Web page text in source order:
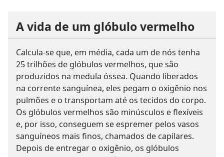
A vida de um glóbulo vermelho
Calcula-se que, em média, cada um de nós tenha
25 trilhões de glóbulos vermelhos, que são
produzidos na medula óssea. Quando liberados
na corrente sanguínea, eles pegam o oxigênio nos
pulmões e o transportam até os tecidos do corpo.
Os glóbulos vermelhos são minúsculos e flexíveis
e, por isso, conseguem se espremer pelos vasos
sanguíneos mais finos, chamados de capilares.
Depois de entregar o oxigênio, os glóbulos